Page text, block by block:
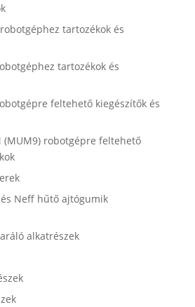
tartozékok és
tartozékok és
feltehető kiegészítők és
robotgépre feltehető
Neff hűtő ajtógumik
alkatrészek